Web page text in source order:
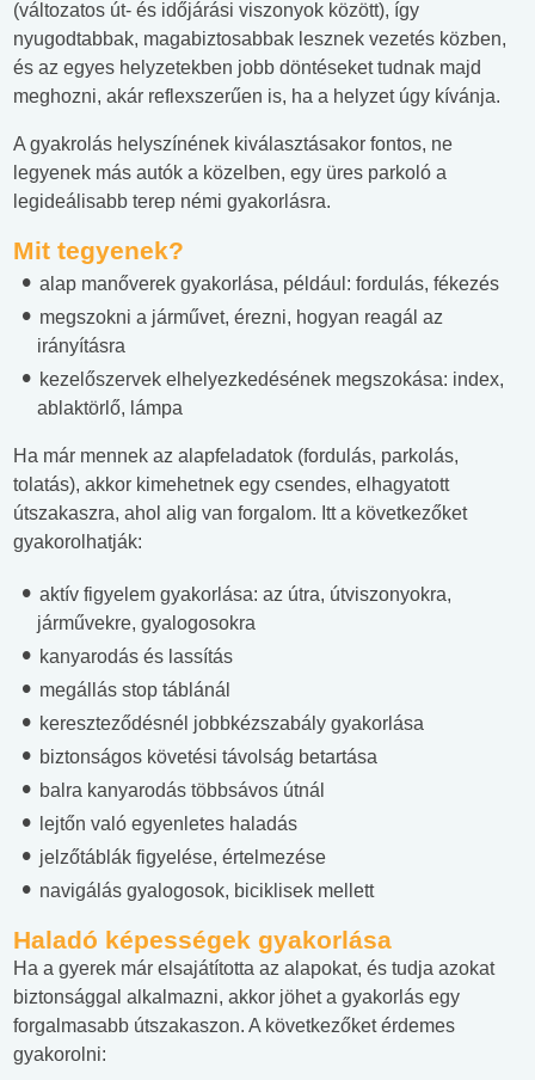
(változatos út- és időjárási viszonyok között), így
nyugodtabbak, magabiztosabbak lesznek vezetés közben,
és az egyes helyzetekben jobb döntéseket tudnak majd
meghozni, akár reflexszerűen is, ha a helyzet úgy kívánja.
A gyakrolás helyszínének kiválasztásakor fontos, ne
legyenek más autók a közelben, egy üres parkoló a
legideálisabb terep némi gyakorlásra.
Mit tegyenek?
alap manőverek gyakorlása, például: fordulás, fékezés
megszokni a járművet, érezni, hogyan reagál az
irányításra
kezelőszervek elhelyezkedésének megszokása: index,
ablaktörlő, lámpa
Ha már mennek az alapfeladatok (fordulás, parkolás,
tolatás), akkor kimehetnek egy csendes, elhagyatott
útszakaszra, ahol alig van forgalom. Itt a következőket
gyakorolhatják:
aktív figyelem gyakorlása: az útra, útviszonyokra,
járművekre, gyalogosokra
kanyarodás és lassítás
megállás stop táblánál
kereszteződésnél jobbkézszabály gyakorlása
biztonságos követési távolság betartása
balra kanyarodás többsávos útnál
lejtőn való egyenletes haladás
jelzőtáblák figyelése, értelmezése
navigálás gyalogosok, biciklisek mellett
Haladó képességek gyakorlása
Ha a gyerek már elsajátította az alapokat, és tudja azokat
biztonsággal alkalmazni, akkor jöhet a gyakorlás egy
forgalmasabb útszakaszon. A következőket érdemes
gyakorolni: